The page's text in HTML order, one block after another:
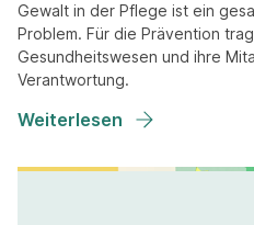
Gewalt in der Pflege ist ein
Problem. Für die Prävention
Gesundheitswesen und ihre
Verantwortung.
Weiterlesen